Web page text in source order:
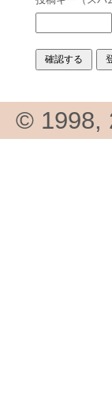
© 1998,